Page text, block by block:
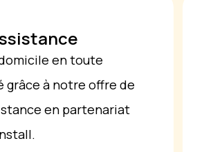
en toute
grâce à notre offre de
en partenariat